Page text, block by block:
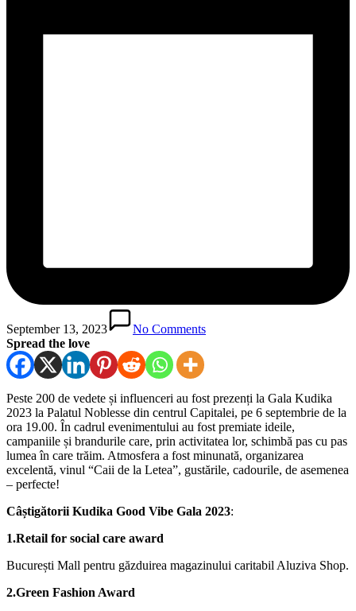
September 13, 2023
No Comments
Spread the love
Peste 200 de vedete și influenceri au fost prezenți la Gala Kudika
2023 la Palatul Noblesse din centrul Capitalei, pe 6 septembrie de la
ora 19.00. În cadrul evenimentului au fost premiate ideile,
campaniile și brandurile care, prin activitatea lor, schimbă pas cu pas
lumea în care trăim. Atmosfera a fost minunată, organizarea
excelentă, vinul “Caii de la Letea”, gustările, cadourile, de asemenea
– perfecte!
Câștigătorii Kudika Good Vibe Gala 2023:
1.Retail for social care award
București Mall pentru găzduirea magazinului caritabil Aluziva Shop.
2.Green Fashion Award